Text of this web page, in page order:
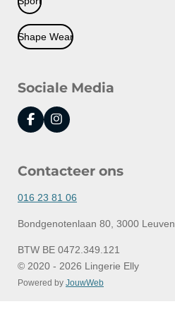
Shape Wear
Sociale Media
F
a
b
o
k
I
n
a
r
a
Contacteer ons
016 23 81 06
Bondgenotenlaan 80, 3000 Leuven
BTW BE 0472.349.121
© 2020 - 2026 Lingerie Elly
Powered by JouwWeb